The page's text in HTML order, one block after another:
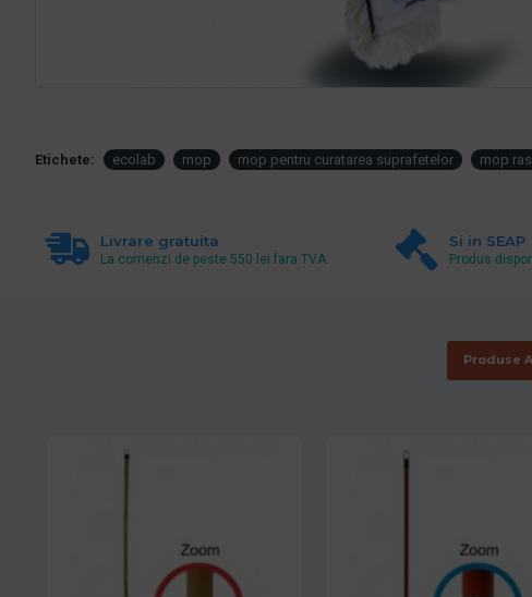
Etichete: ecolab mop mop pentru curatarea suprafetelor mop
Livrare gratuita
La comenzi de peste 550 lei fara TVA.
Si in SEAP
Produs
Produse